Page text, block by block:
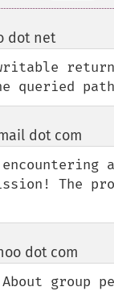
dot net¶
queried
dot com
The
dot com
About